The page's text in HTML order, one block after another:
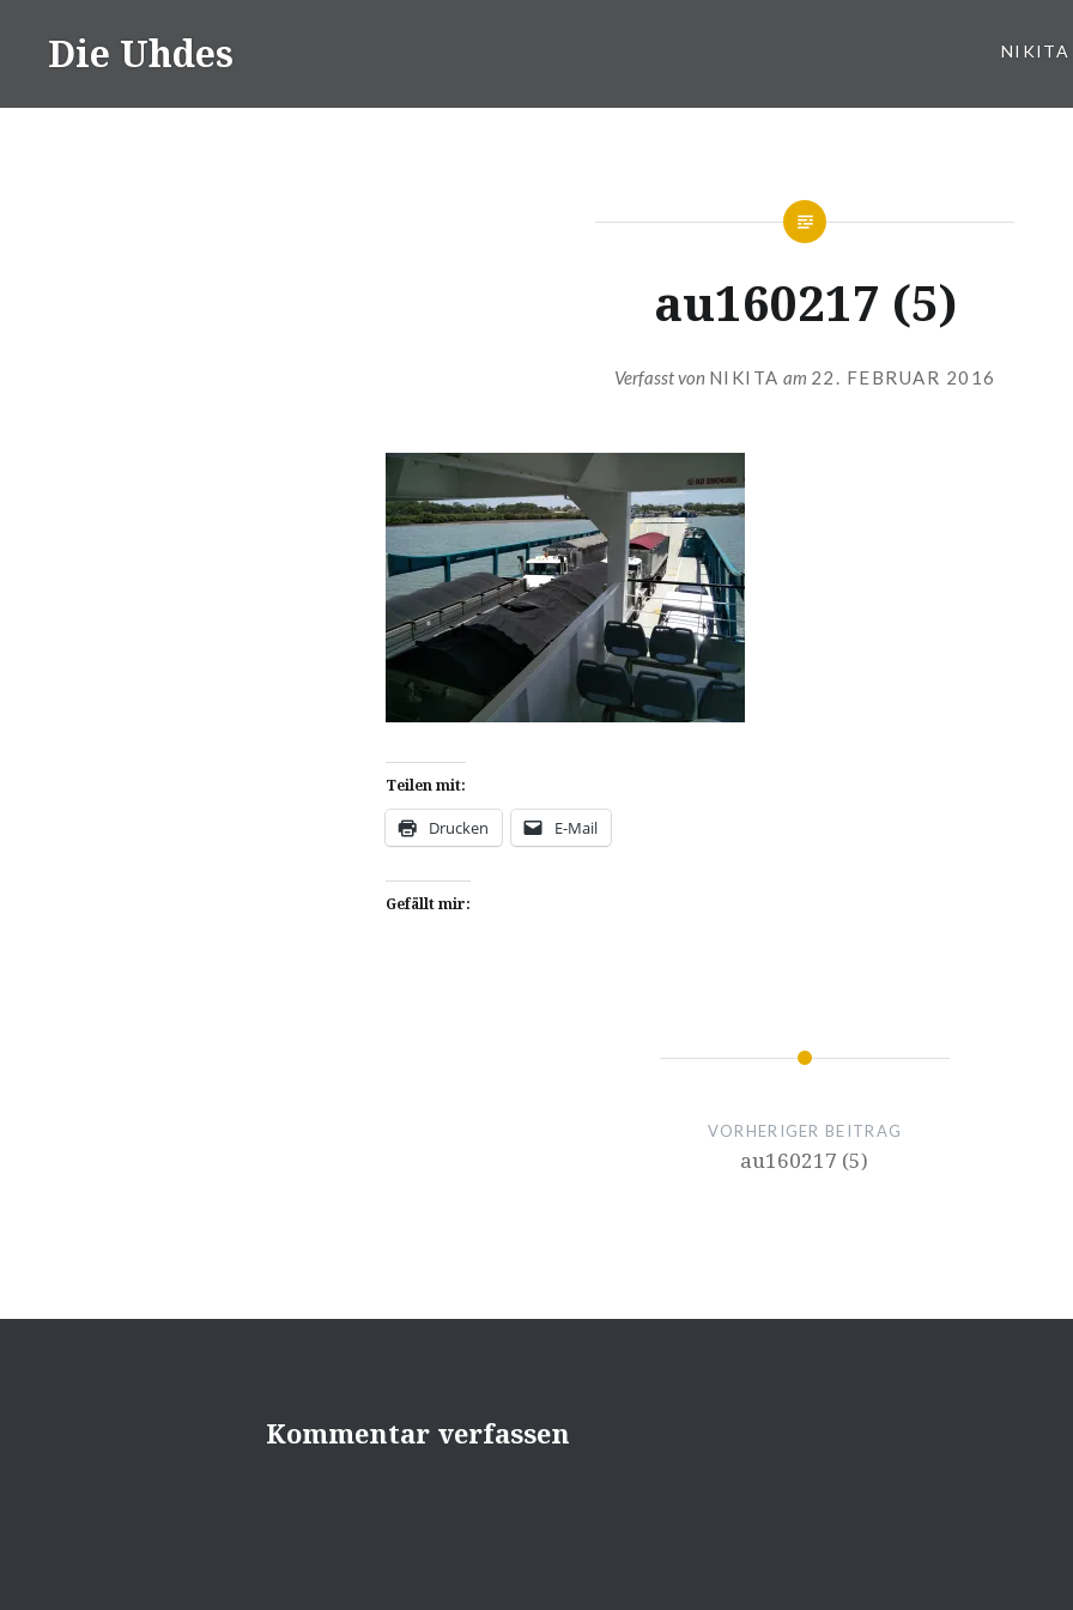
InhaltDie Uhdes NIKITA
au160217 (5)
Verfasst von NIKITA am 22. FEBRUAR 2016
Teilen mit:
Drucken E-Mail
Gefällt mir:
VORHERIGER BEITRAG
au160217 (5)
Kommentar verfassen